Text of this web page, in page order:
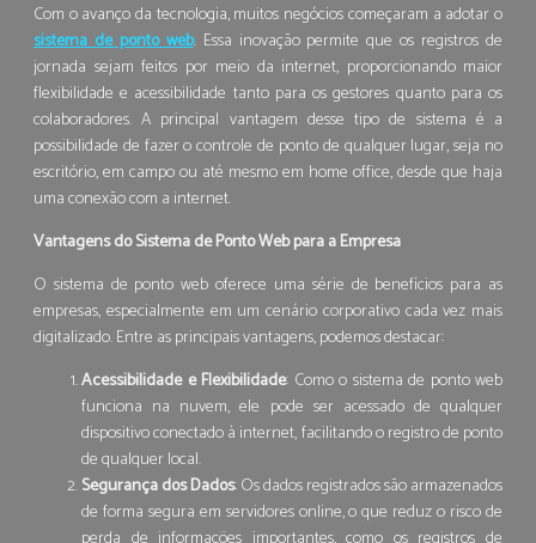
Com o avanço da tecnologia, muitos negócios começaram a adotar o
sistema de ponto web. Essa inovação permite que os registros de
jornada sejam feitos por meio da internet, proporcionando maior
flexibilidade e acessibilidade tanto para os gestores quanto para os
colaboradores. A principal vantagem desse tipo de sistema é a
possibilidade de fazer o controle de ponto de qualquer lugar, seja no
escritório, em campo ou até mesmo em home office, desde que haja
uma conexão com a internet.
Vantagens do Sistema de Ponto Web para a Empresa
O sistema de ponto web oferece uma série de benefícios para as
empresas, especialmente em um cenário corporativo cada vez mais
digitalizado. Entre as principais vantagens, podemos destacar:
Acessibilidade e Flexibilidade: Como o sistema de ponto web
funciona na nuvem, ele pode ser acessado de qualquer
dispositivo conectado à internet, facilitando o registro de ponto
de qualquer local.
Segurança dos Dados: Os dados registrados são armazenados
de forma segura em servidores online, o que reduz o risco de